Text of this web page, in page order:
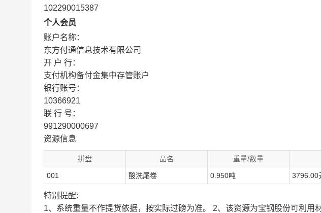
102290015387
个人会员
账户名称：
东方付通信息技术有限公司
开 户 行：
支付机构备付金集中存管账户
银行账号：
10366921
联 行 号：
991290000697
资源信息
拼盘 品名 重量/数量
001 酸洗尾卷 0.950吨 3796.00
特别提醒:
1、系统重量不作提货依据，按实际过磅为准。 2、该资源为宝钢股份可利用